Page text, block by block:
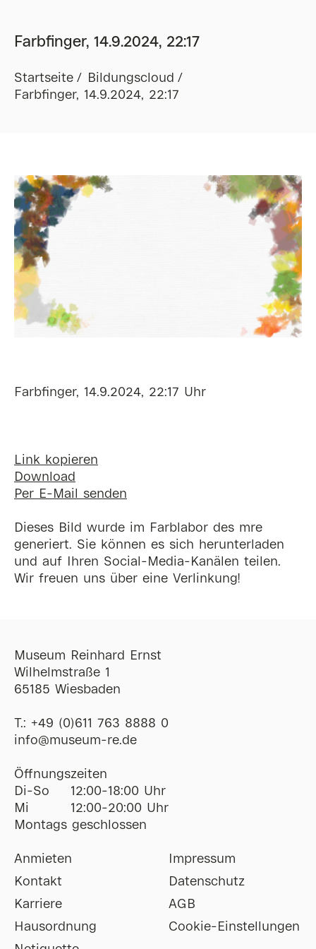
Farbfinger, 14.9.2024, 22:17
Startseite
Bildungscloud
Farbfinger, 14.9.2024, 22:17
Farbfinger, 14.9.2024, 22:17 Uhr
Link kopieren
Download
Per E-Mail senden
Dieses Bild wurde im Farblabor des mre
generiert. Sie können es sich herunterladen
und auf Ihren Social-Media-Kanälen teilen.
Wir freuen uns über eine Verlinkung!
Museum Reinhard Ernst
Wilhelmstraße 1
65185 Wiesbaden
T.: +49 (0)611 763 8888 0
ofni@museum-re de
Öffnungszeiten
Di-So
12:00-18:00 Uhr
Mi
12:00-20:00 Uhr
Montags geschlossen
Anmieten
Kontakt
Karriere
Hausordnung
Impressum
Datenschutz
AGB
Cookie-Einstellungen